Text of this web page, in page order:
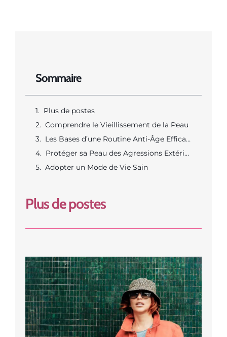
Sommaire
Plus de postes
Comprendre le Vieillissement de la Peau
Les Bases d’une Routine Anti-Âge Efficace
Protéger sa Peau des Agressions Extérieures
Adopter un Mode de Vie Sain
Plus de postes